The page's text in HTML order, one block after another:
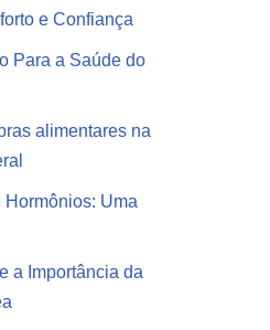
e Confiança
Para a Saúde do
alimentares na
Hormônios: Uma
a Importância da